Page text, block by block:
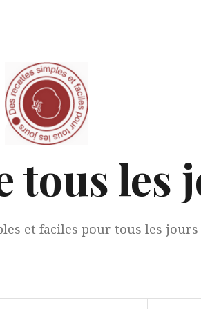
tous les
et faciles pour tous les jours